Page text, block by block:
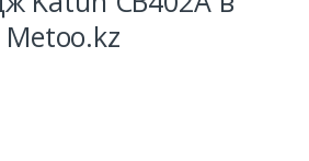
Metoo.kz